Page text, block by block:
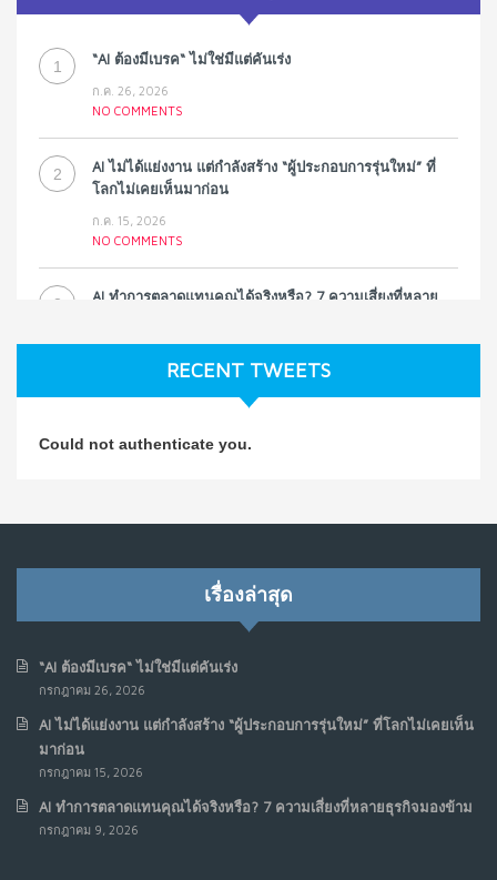
1 “AI ต้องมีเบรค“ ไม่ใช่มีแต่คันเร่ง
ก.ค. 26, 2026
NO COMMENTS
2
AI ไม่ได้แย่งงาน แต่กำลังสร้าง “ผู้ประกอบการรุ่นใหม่” ที่
โลกไม่เคยเห็นมาก่อน
ก.ค. 15, 2026
NO COMMENTS
3
AI ทำการตลาดแทนคุณได้จริงหรือ? 7 ความเสี่ยงที่หลาย
NO COMMENTS
Koe ในแบบอาจารย์บอม
รัฐอาจเป็นจุดเริ่มต้นของ “ขบวนการประท้วงดิจิทัล” ครั้งใหม่
6
7
เมื่อรัฐบาลเริ่มคิดแบบแพลตฟอร์ม : AI กำลังเปลี่ยนรัฐ
ราชการไปตลอดกาล
RECENT TWEETS
Could not authenticate you.
เรื่องล่าสุด
“AI ต้องมีเบรค“ ไม่ใช่มีแต่คันเร่ง
กรกฎาคม 26, 2026
AI ไม่ได้แย่งงาน แต่กำลังสร้าง “ผู้ประกอบการรุ่นใหม่” ที่โลกไม่เคยเห็น
มาก่อน
กรกฎาคม 15, 2026
AI ทำการตลาดแทนคุณได้จริงหรือ? 7 ความเสี่ยงที่หลายธุรกิจมองข้าม
กรกฎาคม 9, 2026